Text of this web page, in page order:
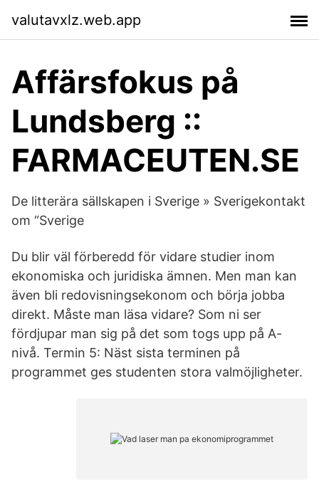
valutavxlz.web.app
Affärsfokus på
Lundsberg ::
FARMACEUTEN.SE
De litterära sällskapen i Sverige » Sverigekontakt
om “Sverige
Du blir väl förberedd för vidare studier inom
ekonomiska och juridiska ämnen. Men man kan
även bli redovisningsekonom och börja jobba
direkt. Måste man läsa vidare? Som ni ser
fördjupar man sig på det som togs upp på A-
nivå. Termin 5: Näst sista terminen på
programmet ges studenten stora valmöjligheter.